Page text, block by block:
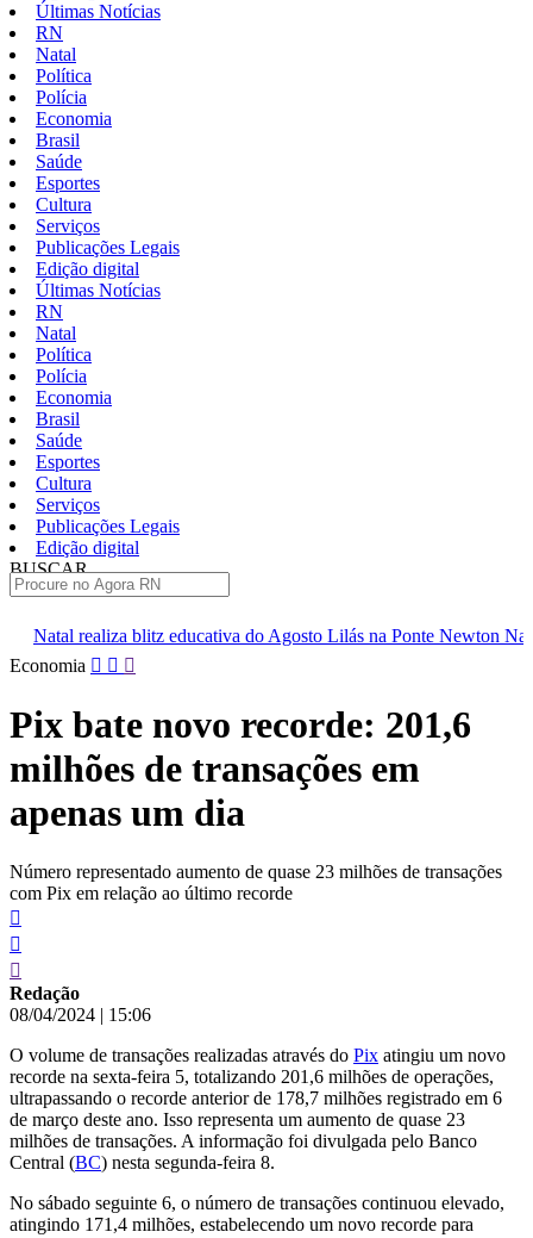
Últimas Notícias
RN
Natal
Política
Polícia
Economia
Brasil
Saúde
Esportes
Cultura
Serviços
Publicações Legais
Edição digital
Últimas Notícias
RN
Natal
Política
Polícia
Economia
Brasil
Saúde
Esportes
Cultura
Serviços
Publicações Legais
Edição digital
BUSCAR
educativa do Agosto Lilás na Ponte Newton Navarro neste sábado
Pular
conteúdo
Economia
Pix bate novo recorde: 201,6
milhões de transações em
apenas um dia
Número representado aumento de quase 23 milhões de transações
com Pix em relação ao último recorde
Redação
08/04/2024 | 15:06
O volume de transações realizadas através do Pix atingiu um novo
recorde na sexta-feira 5, totalizando 201,6 milhões de operações,
ultrapassando o recorde anterior de 178,7 milhões registrado em 6
de março deste ano. Isso representa um aumento de quase 23
milhões de transações. A informação foi divulgada pelo Banco
Central (BC) nesta segunda-feira 8.
No sábado seguinte 6, o número de transações continuou elevado,
atingindo 171,4 milhões, estabelecendo um novo recorde para